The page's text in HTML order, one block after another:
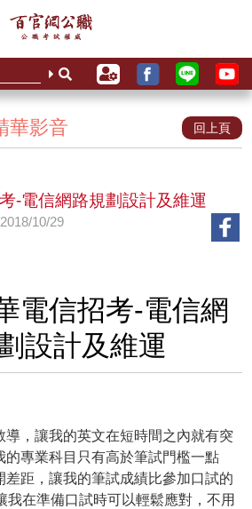
華影音 回上頁
-電信網路規劃設計及維運
10/29
電信招考-電信網
設計及維運
導，讓我的英文在短時間之內就有突
的專業科目只有高於筆試門檻一點
差距，讓我的筆試成績比參加口試的
我在準備口試時可以輕鬆應對，不用